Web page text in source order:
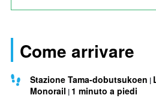
Come arrivare
Stazione Tama-dobutsukoen
Monorail 1 minuto a piedi